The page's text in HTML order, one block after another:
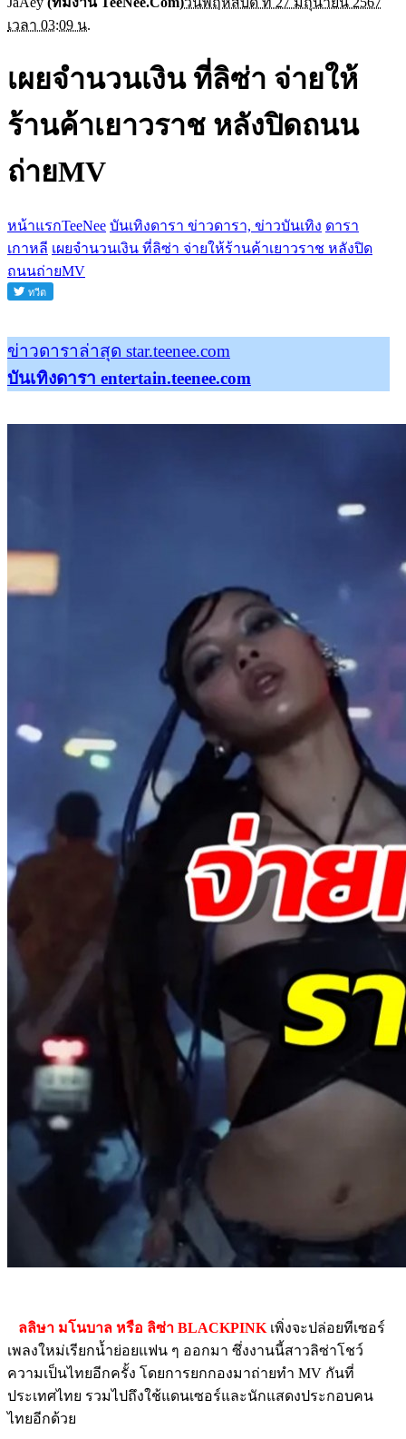
เวลา 03:09 น.
เผยจำนวนเงิน ที่ลิซ่า จ่ายให้
ร้านค้าเยาวราช หลังปิดถนน
ถ่ายMV
หน้าแรกTeeNee บันเทิงดารา ข่าวดารา, ข่าวบันเทิง ดารา
เกาหลี เผยจำนวนเงิน ที่ลิซ่า จ่ายให้ร้านค้าเยาวราช หลังปิด
ถนนถ่ายMV
ข่าวดาราล่าสุด star.teenee.com
บันเทิงดารา entertain.teenee.com
ลลิษา มโนบาล หรือ ลิซ่า BLACKPINK เพิ่งจะปล่อยทีเซอร์
เพลงใหม่เรียกน้ำย่อยแฟน ๆ ออกมา ซึ่งงานนี้สาวลิซ่าโชว์
ความเป็นไทยอีกครั้ง โดยการยกกองมาถ่ายทำ MV กันที่
ประเทศไทย รวมไปถึงใช้แดนเซอร์และนักแสดงประกอบคน
ไทยอีกด้วย